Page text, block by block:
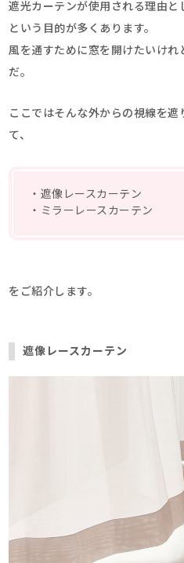
遮光カーテンが使用される理由と
という目的が多くあります。
風を通すために窓を開けたいけ
だ。
ここではそんな外からの視線を遮
て、
・遮像レースカーテン
・ミラーレースカーテン
をご紹介します。
遮像レースカーテン